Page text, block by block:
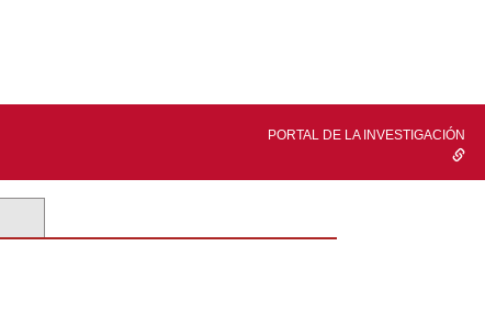
PORTAL DE LA INVESTIGACIÓN